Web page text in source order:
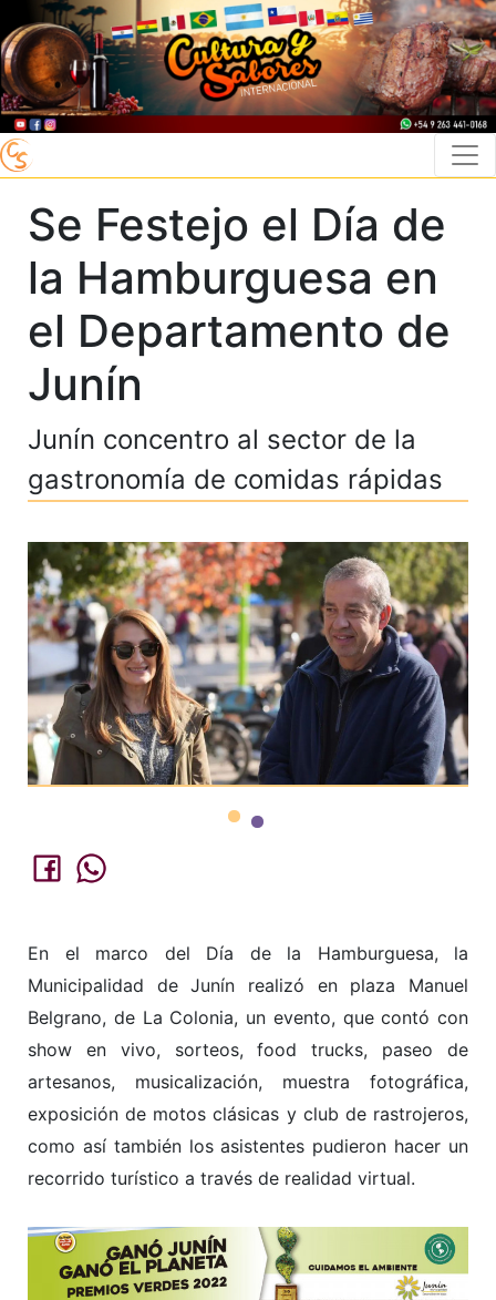
Se Festejo el Día de
la Hamburguesa en
el Departamento de
Junín
Junín concentro al sector de la
gastronomía de comidas rápidas
En el marco del Día de la Hamburguesa, la
Municipalidad de Junín realizó en plaza Manuel
Belgrano, de La Colonia, un evento, que contó con
show en vivo, sorteos, food trucks, paseo de
artesanos, musicalización, muestra fotográfica,
exposición de motos clásicas y club de rastrojeros,
como así también los asistentes pudieron hacer un
recorrido turístico a través de realidad virtual.